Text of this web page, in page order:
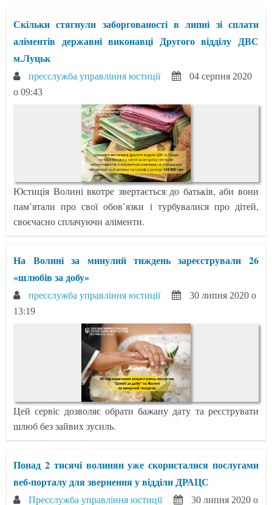
Скільки стягнули заборгованості в липні зі сплати
аліментів державні виконавці Другого відділу ДВС
м.Луцьк
пресслужба управління юстиції
04 серпня 2020
о 09:43
Юстиція Волині вкотре звертається до батьків, аби вони
пам’ятали про свої обов’язки і турбувалися про дітей,
своєчасно сплачуючи аліменти.
На Волині за минулий тиждень зареєстрували 26
«шлюбів за добу»
пресслужба управління юстиції
30 липня 2020 о
13:19
Цей сервіс дозволяє обрати бажану дату та реєструвати
шлюб без зайвих зусиль.
Понад 2 тисячі волинян уже скористалися послугами
веб-порталу для звернення у відділи ДРАЦС
Пресслужба управління юстиції 30 липня 2020 о